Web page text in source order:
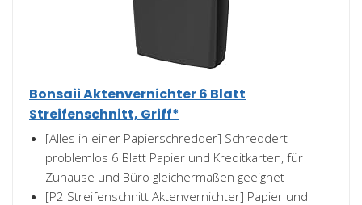
Bonsaii Aktenvernichter 6 Blatt
Streifenschnitt, Griff*
[Alles in einer Papierschredder] Schreddert
problemlos 6 Blatt Papier und Kreditkarten, für
Zuhause und Büro gleichermaßen geeignet
[P2 Streifenschnitt Aktenvernichter] Papier und